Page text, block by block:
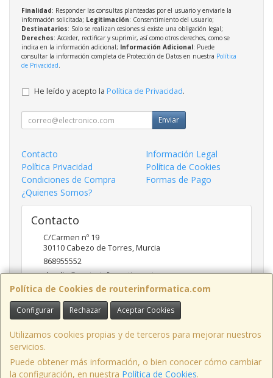
Política de Cookies de routerinformatica.com
Configurar Rechazar Aceptar Cookies
Utilizamos cookies propias y de terceros para mejorar nuestros
servicios.
Puede obtener más información, o bien conocer cómo cambiar
la configuración, en nuestra Política de Cookies.
Finalidad: Responder las consultas planteadas por el usuario y enviarle la
información solicitada; Legitimación: Consentimiento del usuario;
Destinatarios: Solo se realizan cesiones si existe una obligación legal;
Derechos: Acceder, rectificar y suprimir, así como otros derechos, como se
indica en la información adicional; Información Adicional: Puede
consultar la información completa de Protección de Datos en nuestra Política
de Privacidad.
He leído y acepto la Política de Privacidad.
Enviar
Contacto
Información Legal
Política Privacidad
Política de Cookies
Condiciones de Compra
Formas de Pago
¿Quienes Somos?
Contacto
C/Carmen nº 19
30110 Cabezo de Torres,Murcia
868955552
claudio@routerinformatica.net
Horario
Lunes a Viernes de 9:00 - 13:45 y 17:00 - 20:30